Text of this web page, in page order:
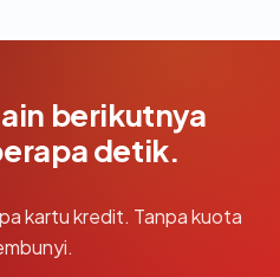
berikutnya
detik.
kartu kredit. Tanpa kuota